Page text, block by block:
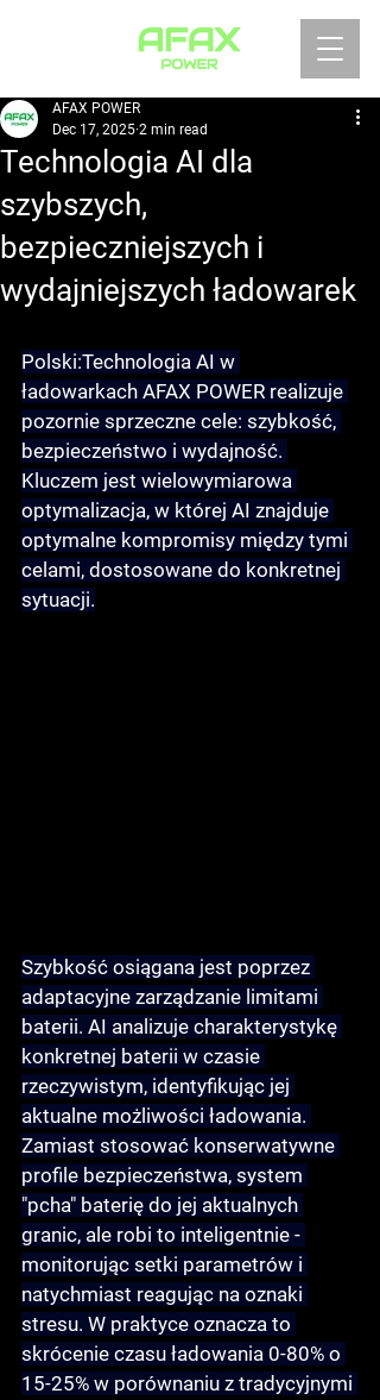
Technologia AI dla
szybszych,
bezpieczniejszych i
wydajniejszych ładowarek
AFAX POWER
Dec 17, 2025 2 min read
Polski:Technologia AI w
ładowarkach AFAX POWER realizuje
pozornie sprzeczne cele: szybkość,
bezpieczeństwo i wydajność.
Kluczem jest wielowymiarowa
optymalizacja, w której AI znajduje
optymalne kompromisy między tymi
celami, dostosowane do konkretnej
sytuacji.
Szybkość osiągana jest poprzez
adaptacyjne zarządzanie limitami
baterii. AI analizuje charakterystykę
konkretnej baterii w czasie
rzeczywistym, identyfikując jej
aktualne możliwości ładowania.
Zamiast stosować konserwatywne
profile bezpieczeństwa, system
"pcha" baterię do jej aktualnych
granic, ale robi to inteligentnie -
monitorując setki parametrów i
natychmiast reagując na oznaki
stresu. W praktyce oznacza to
skrócenie czasu ładowania 0-80% o
15-25% w porównaniu z tradycyjnymi